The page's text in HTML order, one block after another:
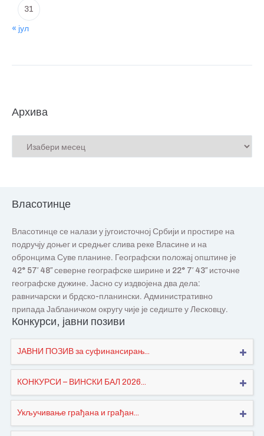
31
« јул
Архива
Власотинце
Власотинце се налази у југоисточној Србији и простире на
подручју доњег и средњег слива реке Власине и на
обронцима Суве планине. Географски положај општине је
42° 57′ 48″ северне географске ширине и 22° 7′ 43″ источне
географске дужине. Јасно су издвојена два дела:
равничарски и брдско-планински. Административно
припада Јабланичком округу чије је седиште у Лесковцу.
Конкурси, јавни позиви
ЈАВНИ ПОЗИВ за суфинансирањ...
КОНКУРСИ – ВИНСКИ БАЛ 2026...
Укључивање грађана и грађан...